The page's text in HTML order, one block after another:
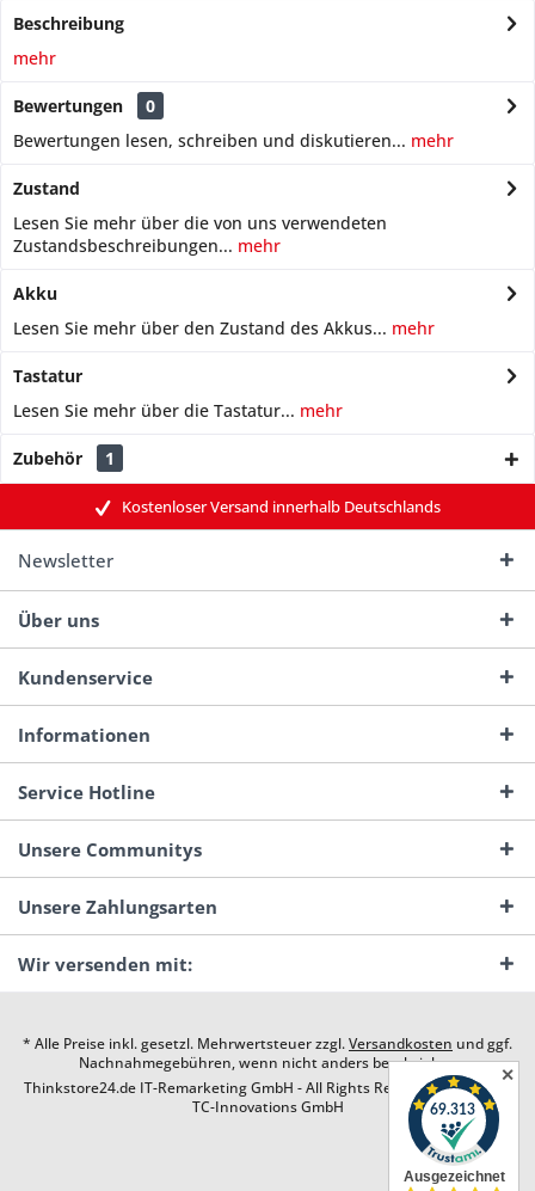
Beschreibung
mehr
Bewertungen
0
Bewertungen lesen, schreiben und diskutieren... mehr
Zustand
Lesen Sie mehr über die von uns verwendeten
Zustandsbeschreibungen... mehr
Akku
Lesen Sie mehr über den Zustand des Akkus... mehr
Tastatur
Lesen Sie mehr über die Tastatur... mehr
Zubehör 1
Kostenloser Versand innerhalb Deutschlands
Newsletter
Über uns
Kundenservice
Informationen
Service Hotline
Unsere Communitys
Unsere Zahlungsarten
Wir versenden mit:
* Alle Preise inkl. gesetzl. Mehrwertsteuer zzgl.Versandkosten und ggf.
Nachnahmegebühren, wenn nicht anders beschrieben
Thinkstore24.de IT-Remarketing GmbH - All Rights Reserved. Design by
TC-Innovations GmbH
✕